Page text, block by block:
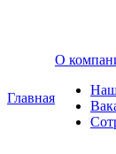
Главная
О